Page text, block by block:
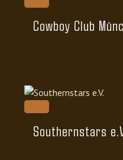
Cowboy Club
Southernstars